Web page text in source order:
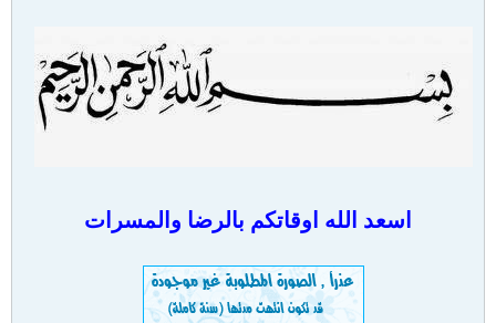
اسعد الله اوقاتكم بالرضا والمسرات